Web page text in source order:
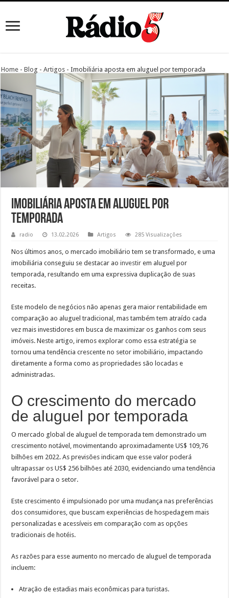
Home -Blog -Artigos -Imobiliária aposta em aluguel por temporada
Imobiliária aposta em aluguel por
temporada
radio 13.02.2026 Artigos 285 Visualizações
Nos últimos anos, o mercado imobiliário tem se transformado, e uma
imobiliária conseguiu se destacar aoinvestir em aluguel por
temporada, resultando em uma expressiva duplicação de suas
receitas.
Este modelo de negócios não apenas gera maior rentabilidade em
comparação ao aluguel tradicional, mas também tem atraído cada
vez mais investidores em busca de maximizar os ganhos com seus
imóveis. Neste artigo, iremos explorar como essa estratégia se
tornou uma tendência crescente no setor imobiliário, impactando
diretamente a forma como as propriedades são locadas e
administradas.
O crescimento do mercado
de aluguel por temporada
O mercado global de aluguel de temporada tem demonstrado um
crescimento notável, movimentando aproximadamente US$ 109,76
bilhões em 2022. As previsões indicam que esse valor poderá
ultrapassar os US$ 256 bilhões até 2030, evidenciando uma tendência
favorável para o setor.
Este crescimento é impulsionado por uma mudança nas preferências
dos consumidores, que buscam experiências de hospedagem mais
personalizadas e acessíveis em comparação com as opções
tradicionais de hotéis.
As razões para esse aumento no mercado de aluguel de temporada
incluem:
Atração de estadias mais econômicas para turistas.